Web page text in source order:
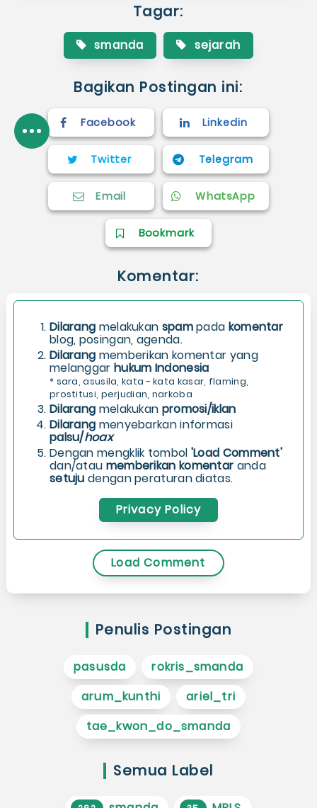
Tagar:
smanda sejarah
Bagikan Postingan ini:
Facebook Linkedin
Twitter Telegram
Email WhatsApp
Bookmark
Komentar:
Dilarang melakukan spampada komentar
blog, posingan, agenda.
Dilarang memberikan komentar yang
melanggar hukum Indonesia
* sara, asusila, kata - kata kasar, flaming,
prostitusi, perjudian, narkoba
Dilarang melakukan promosi/iklan
Dilarang menyebarkan informasi
palsu/hoax
Dengan mengklik tombol 'Load Comment'
dan/atau memberikan komentar anda
setuju dengan peraturan diatas.
Privacy Policy
Load Comment
Penulis Postingan
pasusda
rokris_smanda
arum_kunthi
ariel_tri
tae_kwon_do_smanda
Semua Label